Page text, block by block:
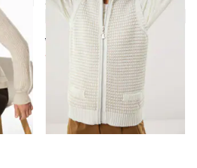
4,4 (5)
ab € 139,99
ab € 69,99 (-50%)
Produkte 1 bis 10 von 10.